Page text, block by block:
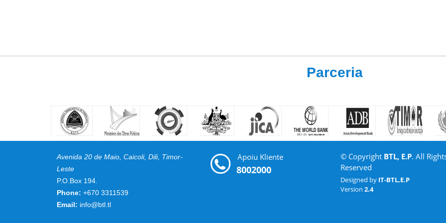
Parceria
Avenida 20 de Maio, Caicoli, Dili, Timor-
Leste
P.O.Box 194.
Phone: +670 3311539
Email: info@btl.tl
Apoiu Kliente
8002000
© Copyright BTL, E.P. All
Reserved
Designed by IT-BTL,E.P
Version 2.4